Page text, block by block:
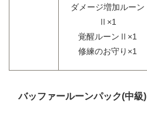
ダメージ増加ルーン
Ⅱ×1
覚醒ルーンⅡ×1
修練のお守り×1
バッファールーンパック(中級)